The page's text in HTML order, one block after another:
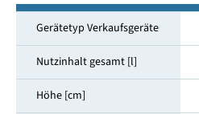
Gerätetyp Verkaufsgeräte
Nutzinhalt gesamt [l]
Höhe [cm]